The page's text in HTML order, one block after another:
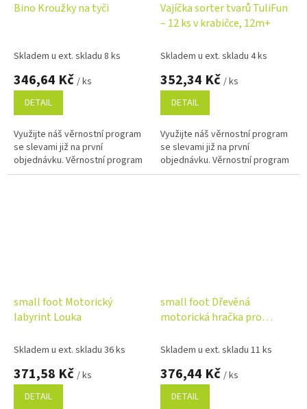
Bino Kroužky na tyči
Skladem u ext. skladu 8 ks
346,64 Kč / ks
DETAIL
Využijte náš věrnostní program
se slevami již na první
objednávku. Věrnostní program
Vajíčka sorter tvarů TuliFun
– 12 ks v krabičce, 12m+
Skladem u ext. skladu 4 ks
352,34 Kč / ks
DETAIL
Využijte náš věrnostní program
se slevami již na první
objednávku. Věrnostní program
small foot Motorický
labyrint Louka
Skladem u ext. skladu 36 ks
371,58 Kč / ks
DETAIL
small foot Dřevěná
motorická hračka pro
Skladem u ext. skladu 11 ks
376,44 Kč / ks
DETAIL